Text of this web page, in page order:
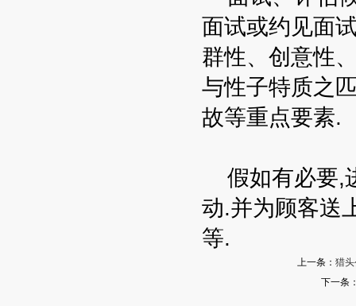
面试或约见面
群性、创意性
与性子特质之
故等重点要素.
假如有必要,
动.并为顾客送
等.
上一条： 猎
下一条